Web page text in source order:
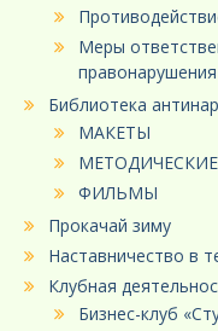
Меры
правонарушения
Библиотека
МАКЕТЫ
ФИЛЬМЫ
Прокачай зиму
Наставничество в
Клубная
Бизнес-клуб